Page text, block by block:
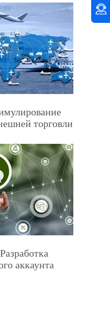
торговли
аккаунта